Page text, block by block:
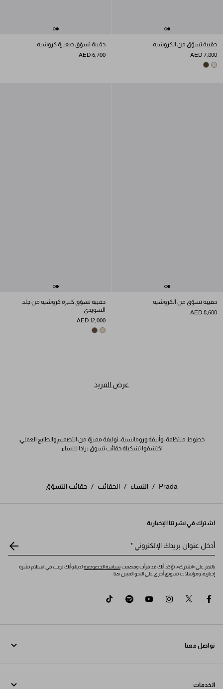
حقيبة تسوّق من الكروشيه
AED 7,800
NATURAL
OLIVE GREEN
حقيبة تسوّق صغيرة كروشيه
AED 6,700
حقيبة تسوّق من الكروشيه
AED 8,600
حقيبة تسوّق كبيرة كروشيه من جلد
السويدي
AED 12,000
DESERT BEIGE
COCOA BROWN
عرض المزيد
خطوط منتظمة، وأنيقة ورومانسية، توليفة مميزة من التصميم والطابع العملي:
اكتشفوا تشكيلة حقائب تسوق برادا للنساء.
Prada
/ النساء / الحقائب / حقائب التسوّق
اشترك في نشرتنا الإخبارية
أدخل عنوان بريدك الإلكتروني *
بالنقر على «اشترك»، تؤكد أنك قد قرأت وفهمتسياسة الخصوصيةلدينا،وأنك ترغب في استلام نشرة
إخبارية، ومراسلات تسويق أخرى على النحو المبين هنا.
facebook
twitter
instagram
youtube
spotify
تواصل معنا
الخدمات